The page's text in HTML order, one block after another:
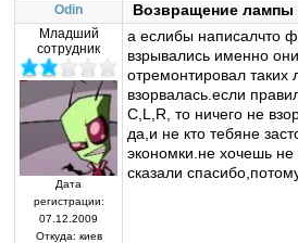
Odin Возвращение лампы
Младший
сотрудник
Дата
регистрации:
07.12.2009
Откуда: киев
а еслибы написалчто
взрывались именно
отремонтировал
взорвалась.если
С,L,R, то ничего не
да,и не кто тебяне
экономки.не хочешь
сказали